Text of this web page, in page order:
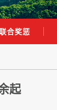
合奖惩
起